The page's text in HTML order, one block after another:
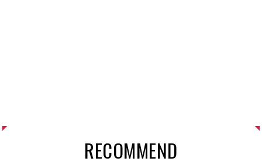
RECOMMEND